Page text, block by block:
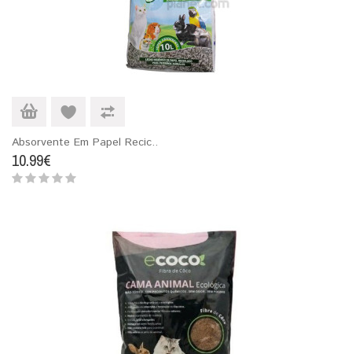
Absorvente Em Papel Recic..
10.99€